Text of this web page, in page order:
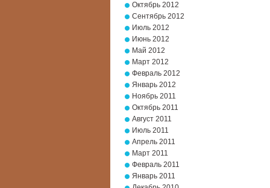
Октябрь 2012
Сентябрь 2012
Июль 2012
Июнь 2012
Май 2012
Март 2012
Февраль 2012
Январь 2012
Ноябрь 2011
Октябрь 2011
Август 2011
Июль 2011
Апрель 2011
Март 2011
Февраль 2011
Январь 2011